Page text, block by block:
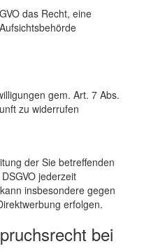
das Recht, eine
gem. Art. 7 Abs.
zu widerrufen
der Sie betreffenden
jederzeit
insbesondere gegen
erfolgen.
bei